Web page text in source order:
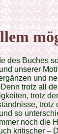
des Buches
unserer
und
trotz all
trotz
trotz
so
noch die
kritischer –